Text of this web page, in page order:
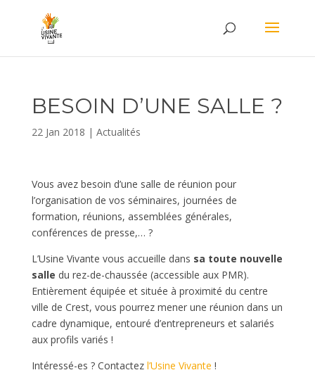
BESOIN D’UNE SALLE ?
22 Jan 2018 | Actualités
Vous avez besoin d’une salle de réunion pour
l’organisation de vos séminaires, journées de
formation, réunions, assemblées générales,
conférences de presse,… ?
L’Usine Vivante vous accueille dans sa toute nouvelle
salle du rez-de-chaussée (accessible aux PMR).
Entièrement équipée et située à proximité du centre
ville de Crest, vous pourrez mener une réunion dans un
cadre dynamique, entouré d’entrepreneurs et salariés
aux profils variés !
Intéressé-es ? Contactez l’Usine Vivante !